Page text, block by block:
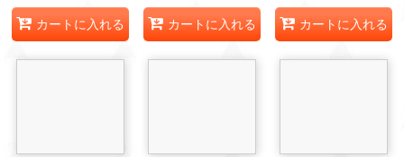
カートに入れる カートに入れる カートに入れる